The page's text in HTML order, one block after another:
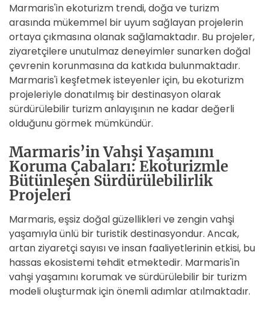
Marmaris'in ekoturizm trendi, doğa ve turizm
arasında mükemmel bir uyum sağlayan projelerin
ortaya çıkmasına olanak sağlamaktadır. Bu projeler,
ziyaretçilere unutulmaz deneyimler sunarken doğal
çevrenin korunmasına da katkıda bulunmaktadır.
Marmaris'i keşfetmek isteyenler için, bu ekoturizm
projeleriyle donatılmış bir destinasyon olarak
sürdürülebilir turizm anlayışının ne kadar değerli
olduğunu görmek mümkündür.
Marmaris’in Vahşi Yaşamını
Koruma Çabaları: Ekoturizmle
Bütünleşen Sürdürülebilirlik
Projeleri
Marmaris, eşsiz doğal güzellikleri ve zengin vahşi
yaşamıyla ünlü bir turistik destinasyondur. Ancak,
artan ziyaretçi sayısı ve insan faaliyetlerinin etkisi, bu
hassas ekosistemi tehdit etmektedir. Marmaris'in
vahşi yaşamını korumak ve sürdürülebilir bir turizm
modeli oluşturmak için önemli adımlar atılmaktadır.